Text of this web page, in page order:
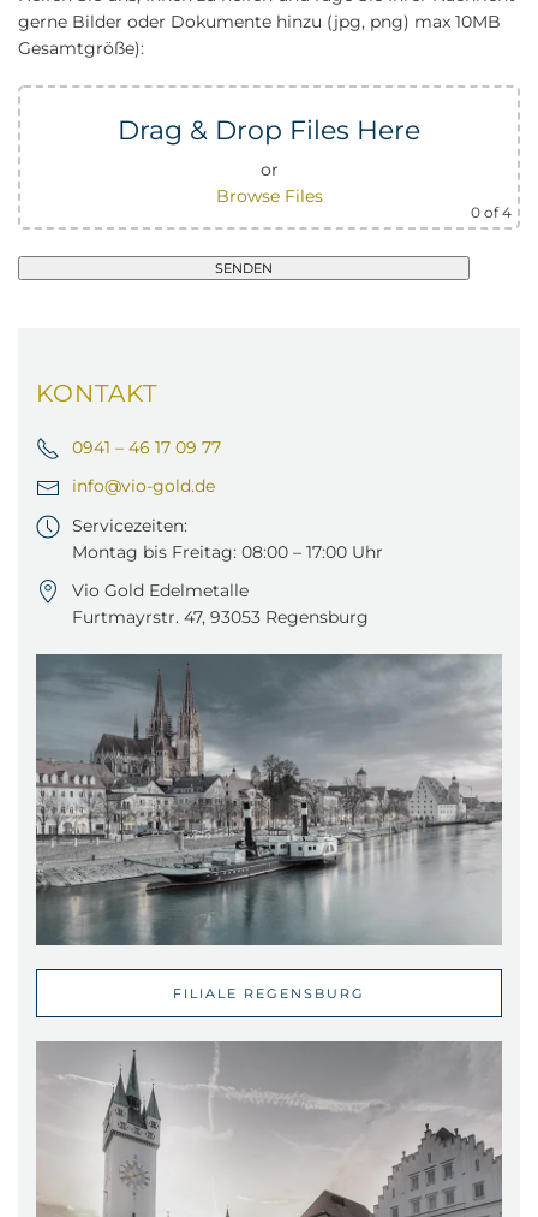
gerne Bilder oder Dokumente hinzu (jpg, png) max 10MB
Gesamtgröße):
Drag & Drop Files Here
or
Browse Files
0 of 4
Bitte lasse dieses Feld leer.
KONTAKT
0941 – 46 17 09 77
info@vio-gold.de
Servicezeiten:
Montag bis Freitag: 08:00 – 17:00 Uhr
Vio Gold Edelmetalle
Furtmayrstr. 47, 93053 Regensburg
FILIALE REGENSBURG